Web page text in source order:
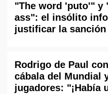
"The word 'puto'" y
ass": el insólito
justificar la sanción
Rodrigo de Paul
cábala del Mundial
jugadores: "¡Había